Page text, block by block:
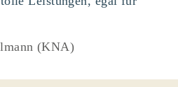
(KNA)